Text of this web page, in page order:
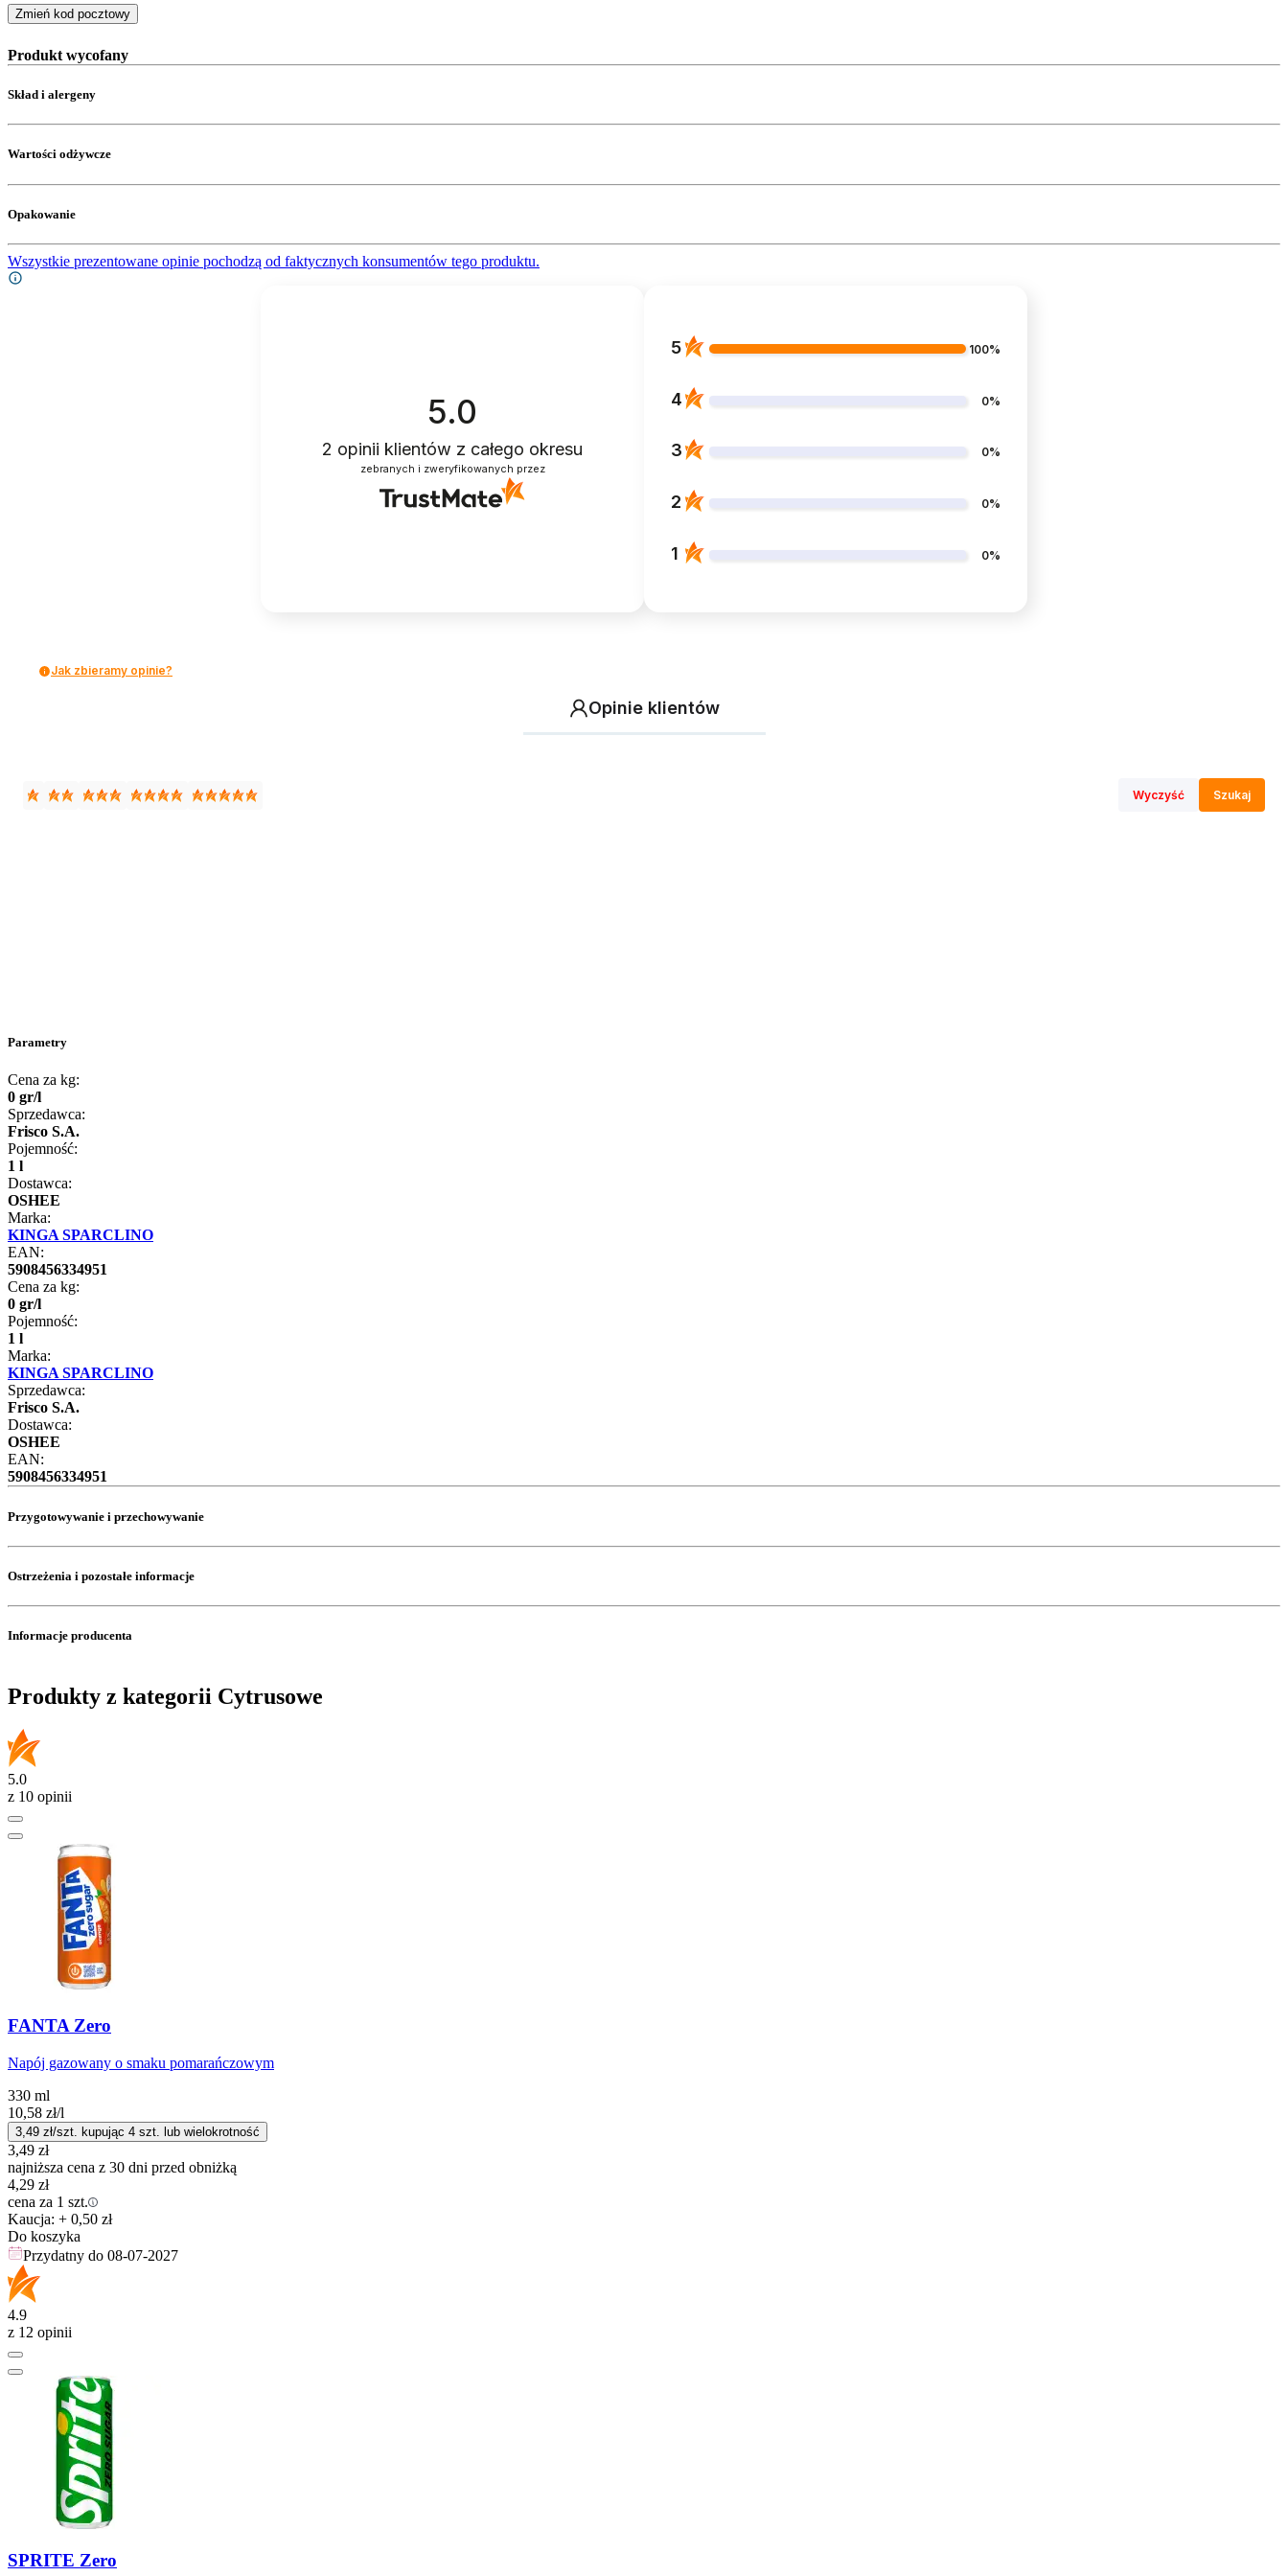
Zmień kod pocztowy
Produkt wycofany
Skład i alergeny
Wartości odżywcze
Opakowanie
Wszystkie prezentowane opinie pochodzą od faktycznych konsumentów tego produktu.
5.0
2 opinii klientów z całego okresu
zebranych i zweryfikowanych przez
5 100%
4 0%
3 0%
2 0%
1 0%
Jak zbieramy opinie?
Opinie klientów
Wyczyść Szukaj
Parametry
Cena za kg:
0 gr/l
Sprzedawca:
Frisco S.A.
Pojemność:
1 l
Dostawca:
OSHEE
Marka:
KINGA SPARCLINO
EAN:
5908456334951
Cena za kg:
0 gr/l
Pojemność:
1 l
Marka:
KINGA SPARCLINO
Sprzedawca:
Frisco S.A.
Dostawca:
OSHEE
EAN:
5908456334951
Przygotowywanie i przechowywanie
Ostrzeżenia i pozostałe informacje
Informacje producenta
Produkty z kategorii Cytrusowe
5.0
z 10 opinii
FANTA Zero
Napój gazowany o smaku pomarańczowym
330 ml
10,58 zł/l
3,49 zł/szt. kupując 4 szt. lub wielokrotność
3,49 zł
najniższa cena z 30 dni przed obniżką
4,29 zł
cena za 1 szt.
Kaucja: + 0,50 zł
Do koszyka
Przydatny do 08-07-2027
4.9
z 12 opinii
SPRITE Zero